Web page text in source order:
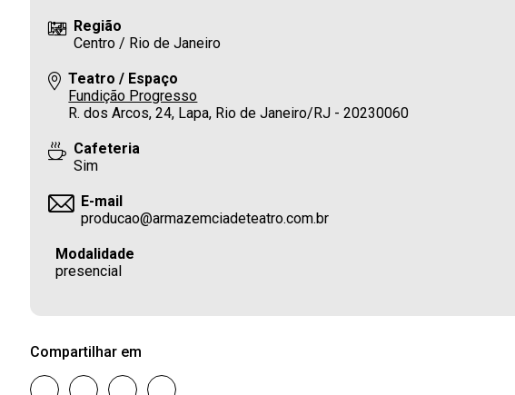
Região
Centro / Rio de Janeiro
Teatro / Espaço
Fundição Progresso
R. dos Arcos, 24, Lapa, Rio de Janeiro/RJ - 20230060
Cafeteria
Sim
E-mail
producao@armazemciadeteatro.com.br
Modalidade
presencial
Compartilhar em